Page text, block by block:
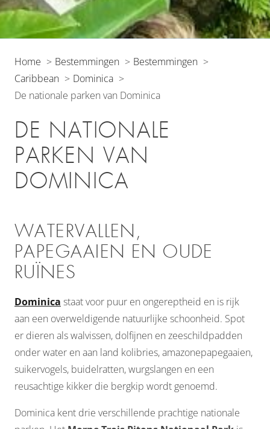
Home Bestemmingen
Bestemmingen
Caribbean
Dominica
De nationale parken van Dominica
DE NATIONALE
PARKEN VAN
DOMINICA
WATERVALLEN,
PAPEGAAIEN EN OUDE
RUÏNES
Dominica staat voor puur en ongereptheid en is rijk
aan een overweldigende natuurlijke schoonheid. Spot
er dieren als walvissen, dolfijnen en zeeschildpadden
onder water en aan land kolibries, amazonepapegaaien,
suikervogels, buidelratten, wurgslangen en een
reusachtige kikker die bergkip wordt genoemd.
Dominica kent drie verschillende prachtige nationale